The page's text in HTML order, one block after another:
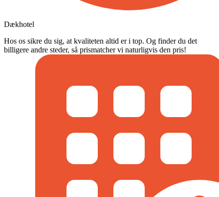
Dækhotel
Hos os sikre du sig, at kvaliteten altid er i top. Og finder du det
billigere andre steder, så prismatcher vi naturligvis den pris!